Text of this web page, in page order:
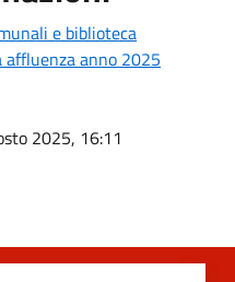
e biblioteca
affluenza anno 2025
2025, 16:11